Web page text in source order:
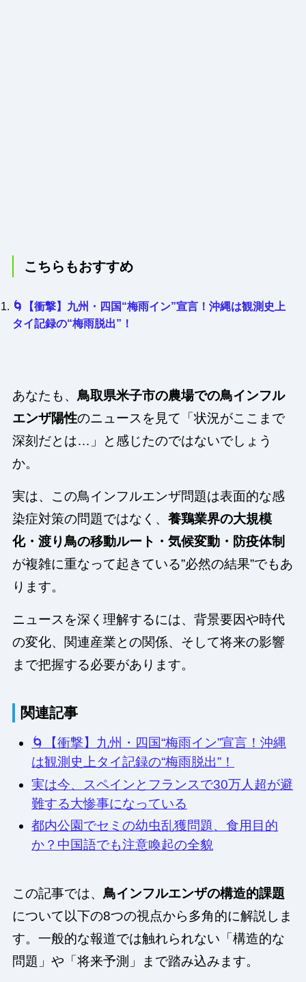
こちらもおすすめ
🌀【衝撃】九州・四国“梅雨イン”宣言！沖縄は観測史上
タイ記録の“梅雨脱出”！
あなたも、 鳥取県米子市の農場での鳥インフル
エンザ陽性のニュースを見て「状況がここまで
深刻だとは…」と感じたのではないでしょう
か。
実は、この鳥インフルエンザ問題は表面的な感
染症対策の問題ではなく、 養鶏業界の大規模
化・渡り鳥の移動ルート・気候変動・防疫体制
が複雑に重なって起きている”必然の結果”でもあ
ります。
ニュースを深く理解するには、背景要因や時代
の変化、関連産業との関係、そして将来の影響
まで把握する必要があります。
関連記事
🌀【衝撃】九州・四国“梅雨イン”宣言！沖縄
は観測史上タイ記録の“梅雨脱出”！
実は今、スペインとフランスで30万人超が避
難する大惨事になっている
都内公園でセミの幼虫乱獲問題、食用目的
か？中国語でも注意喚起の全貌
この記事では、 鳥インフルエンザの構造的課題
について以下の8つの視点から多角的に解説しま
す。一般的な報道では触れられない「構造的な
問題」や「将来予測」まで踏み込みます。